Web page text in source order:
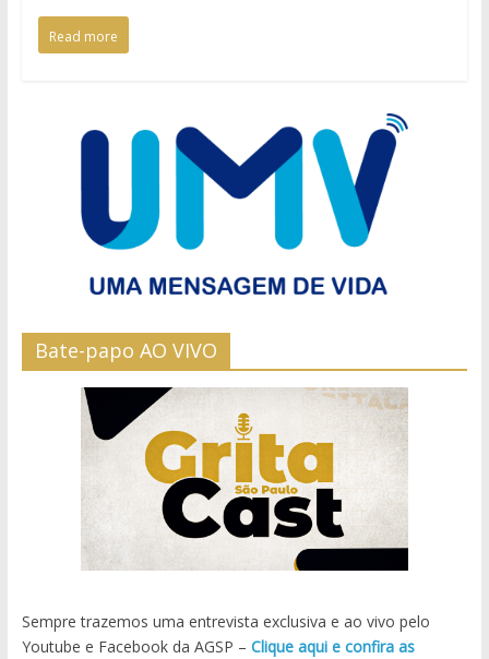
Read more
Bate-papo AO VIVO
Sempre trazemos uma entrevista exclusiva e ao vivo pelo
Youtube e Facebook da AGSP – Clique aqui e confira as